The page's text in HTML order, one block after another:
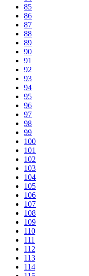
85
86
87
88
89
90
91
92
93
94
95
96
97
98
99
100
101
102
103
104
105
106
107
108
109
110
111
112
113
114